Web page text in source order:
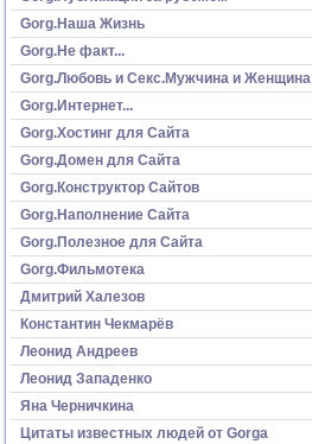
Gorg.Наша Жизнь
Gorg.Не факт...
Gorg.Любовь и Секс.Мужчина и Женщина
Gorg.Интернет...
Gorg.Хостинг для Сайта
Gorg.Домен для Сайта
Gorg.Конструктор Сайтов
Gorg.Наполнение Сайта
Gorg.Полезное для Сайта
Gorg.Фильмотека
Дмитрий Халезов
Константин Чекмарёв
Леонид Андреев
Леонид Западенко
Яна Черничкина
Цитаты известных людей от Gorga